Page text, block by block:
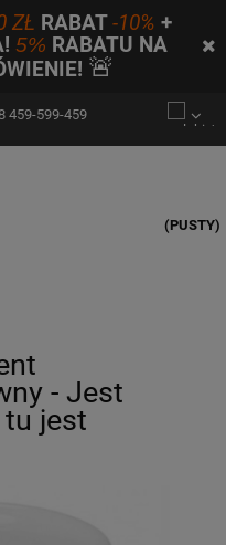
ZŁ RABAT-10% +
5% RABATU NA
🚨
459-599-459
(PUSTY)
- Jest
jest